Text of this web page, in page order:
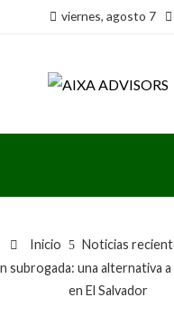
viernes, agosto 7
Inicio
Noticias
subrogada: una alternativa
en El Salvador